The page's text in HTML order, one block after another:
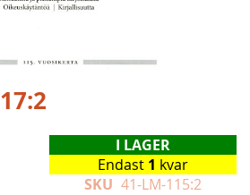
I LAGER
Endast 1 kvar
SKU 41-LM-115:2